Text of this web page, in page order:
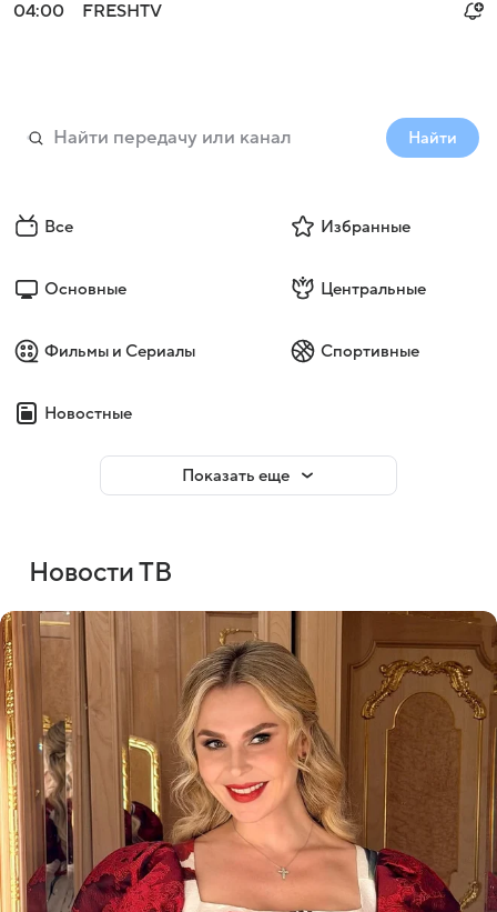
04:00
FRESHTV
Найти
Все Избранные
Основные Центральные
Фильмы и Сериалы Спортивные
Новостные
Показать еще
Новости ТВ